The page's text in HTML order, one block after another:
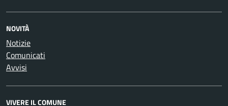
NOVITÀ
Notizie
Comunicati
Avvisi
VIVERE IL COMUNE